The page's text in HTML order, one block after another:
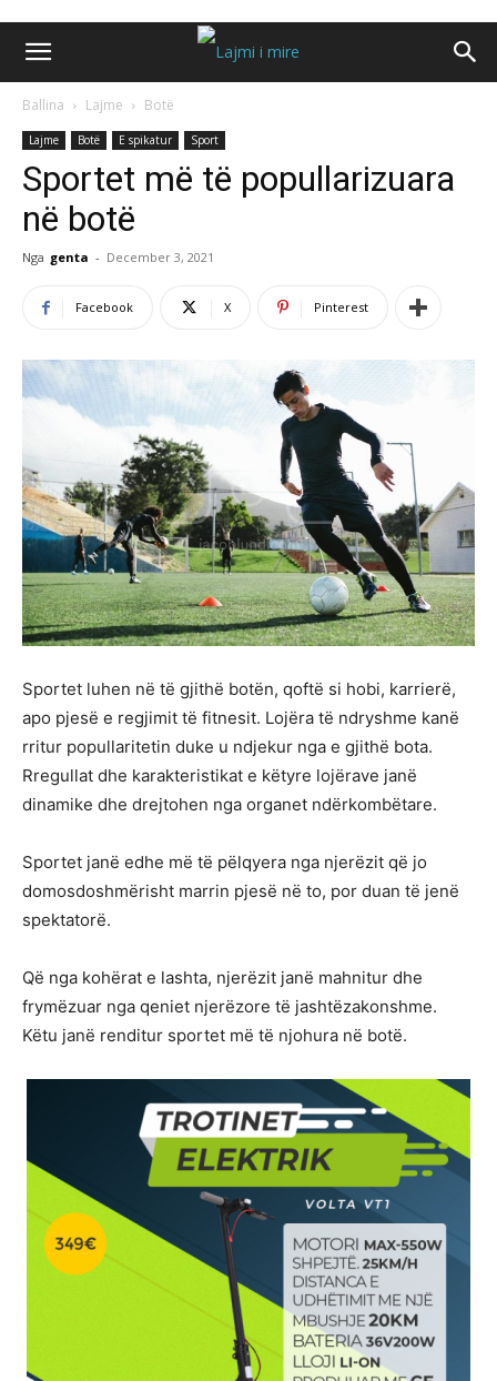
Ballina Lajme Botë
Lajme Botë E spikatur Sport
Sportet më të popullarizuara
në botë
Nga genta - December 3, 2021
Facebook X Pinterest
Sportet luhen në të gjithë botën, qoftë si hobi, karrierë,
apo pjesë e regjimit të fitnesit. Lojëra të ndryshme kanë
rritur popullaritetin duke u ndjekur nga e gjithë bota.
Rregullat dhe karakteristikat e këtyre lojërave janë
dinamike dhe drejtohen nga organet ndërkombëtare.
Sportet janë edhe më të pëlqyera nga njerëzit që jo
domosdoshmërisht marrin pjesë në to, por duan të jenë
spektatorë.
Që nga kohërat e lashta, njerëzit janë mahnitur dhe
frymëzuar nga qeniet njerëzore të jashtëzakonshme.
Këtu janë renditur sportet më të njohura në botë.